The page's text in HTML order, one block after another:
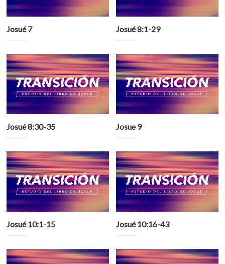
Josué 7 Josué 8:1-29
Josué 8:30-35 Josue 9
Josué 10:1-15 Josué 10:16-43